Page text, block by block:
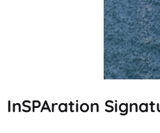
InSPAration